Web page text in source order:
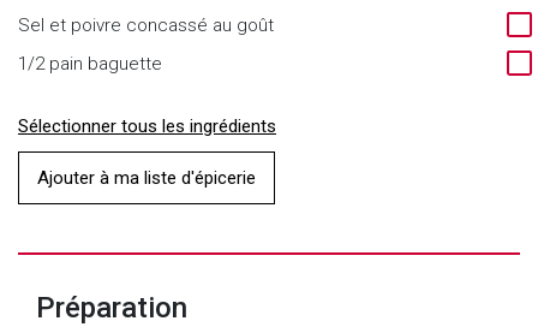
Sel et poivre concassé au goût
1/2 pain baguette
Sélectionner tous les ingrédients
Ajouter à ma liste d'épicerie
Préparation